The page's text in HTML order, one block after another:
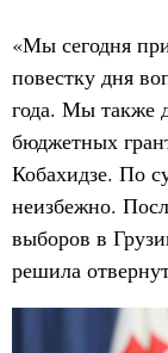
«Мы сегодня
повестку дня
года. Мы также
бюджетных
Кобахидзе. По
неизбежно.
выборов в
решила